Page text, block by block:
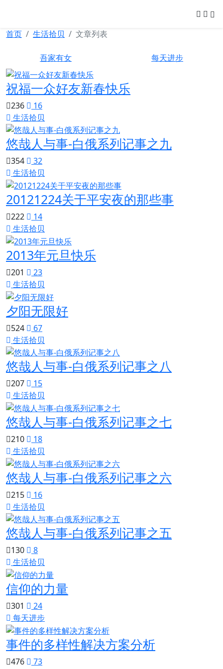
首页 生活拾贝 文章列表
吾家有女 每天进步
祝福一众好友新春快乐
236
16
生活拾贝
悠哉人与事-白俄系列记事之九
354
32
生活拾贝
20121224关于平安夜的那些事
222
14
生活拾贝
2013年元旦快乐
201
23
生活拾贝
夕阳无限好
524
67
生活拾贝
悠哉人与事-白俄系列记事之八
207
15
生活拾贝
悠哉人与事-白俄系列记事之七
210
18
生活拾贝
悠哉人与事-白俄系列记事之六
215
16
生活拾贝
悠哉人与事-白俄系列记事之五
130
8
生活拾贝
信仰的力量
301
24
每天进步
事件的多样性解决方案分析
476
73